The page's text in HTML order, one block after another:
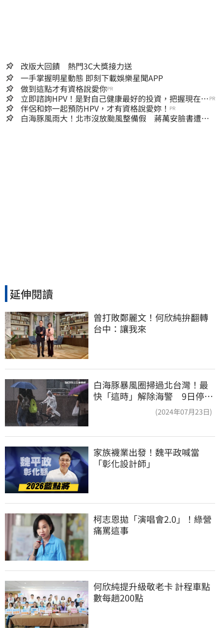
改版大回饋 熱門3C大獎接力送
一手掌握明星動態 即刻下載娛樂星聞APP
做到這點才有資格說愛你PR
立即諮詢HPV！是對自己健康最好的投資，把握現在不
嫌晚！
PR
伴侶和妳一起預防HPV，才有資格說愛妳！ PR
白海豚風雨大！北市沒放颱風整備假 蔣萬安臉書遭網
延伸閱讀
曾打敗鄭麗文！何欣純拚翻轉
台中：讓我來
白海豚暴風圈掃過北台灣！最
快「這時」解除海警 9日停班
(2024年07月23日)
家族襪業出發！魏平政喊當
「彰化設計師」
柯志恩拋「演唱會2.0」！綠營
痛罵這事
何欣純提升級敬老卡 計程車點
數每趟200點